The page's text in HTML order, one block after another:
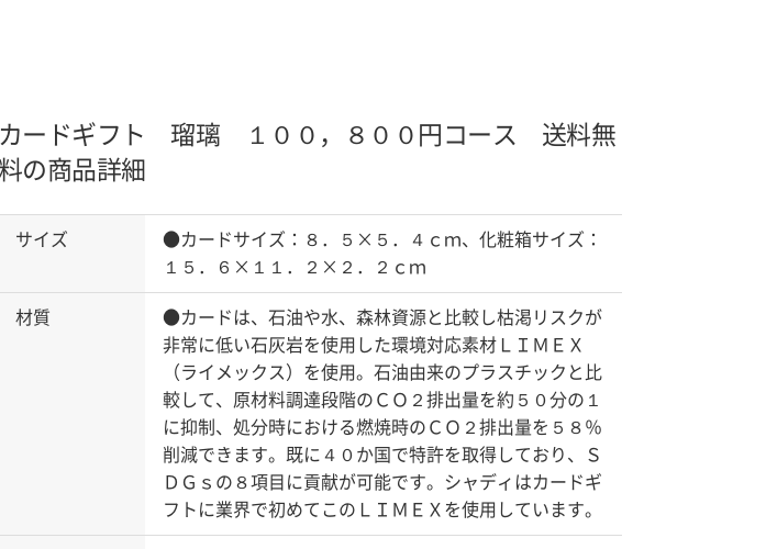
カードギフト 瑠璃 １００，８００円コース 送料無
料の商品詳細
サイズ
●カードサイズ：８．５×５．４ｃｍ、化粧箱サイズ：
１５．６×１１．２×２．２ｃｍ
材質
●カードは、石油や水、森林資源と比較し枯渇リスクが
非常に低い石灰岩を使用した環境対応素材ＬＩＭＥＸ
（ライメックス）を使用。石油由来のプラスチックと比
較して、原材料調達段階のＣＯ２排出量を約５０分の１
に抑制、処分時における燃焼時のＣＯ２排出量を５８％
削減できます。既に４０か国で特許を取得しており、Ｓ
ＤＧｓの８項目に貢献が可能です。シャディはカードギ
フトに業界で初めてこのＬＩＭＥＸを使用しています。